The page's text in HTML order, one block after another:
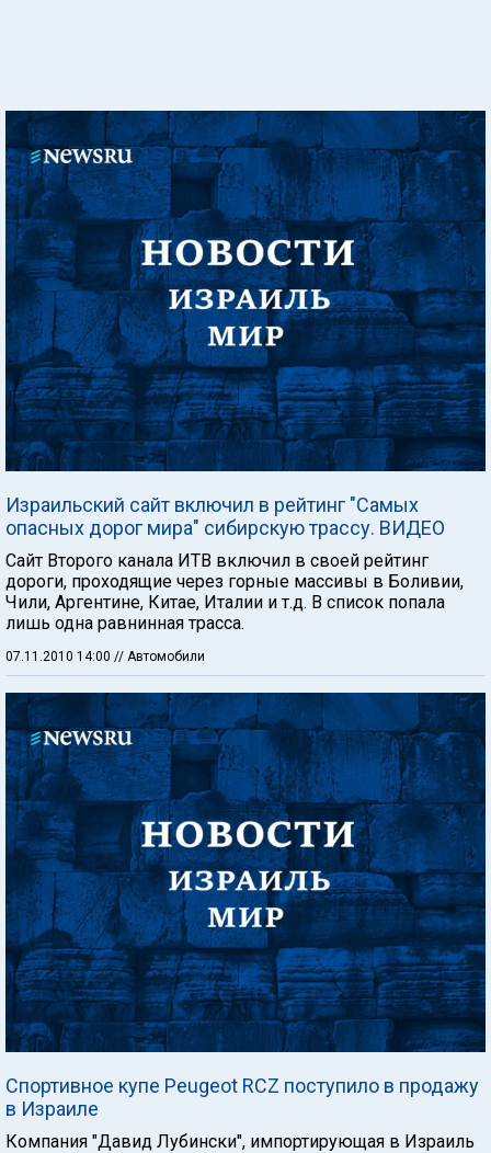
Израильский сайт включил в рейтинг "Самых
опасных дорог мира" сибирскую трассу. ВИДЕО
Сайт Второго канала ИТВ включил в своей рейтинг
дороги, проходящие через горные массивы в Боливии,
Чили, Аргентине, Китае, Италии и т.д. В список попала
лишь одна равнинная трасса.
07.11.2010 14:00 // Автомобили
Спортивное купе Peugeot RCZ поступило в продажу
в Израиле
Компания "Давид Лубински", импортирующая в Израиль